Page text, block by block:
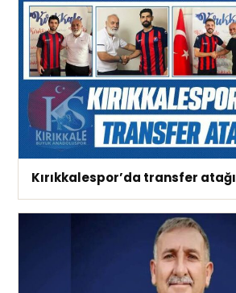
Kırıkkalespor’da transfer atağı